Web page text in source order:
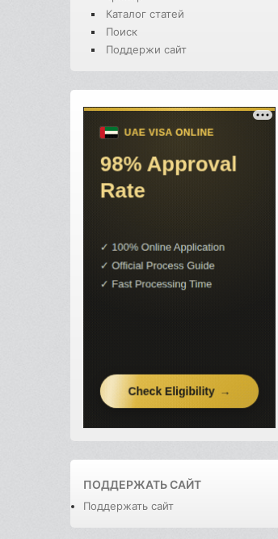
Каталог статей
Поиск
Поддержи сайт
ПОДДЕРЖАТЬ САЙТ
Поддержать сайт